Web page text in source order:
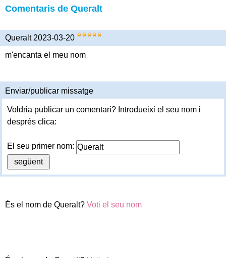
Comentaris de Queralt
Queralt 2023-03-20
m'encanta el meu nom
Enviar/publicar missatge
Voldria publicar un comentari? Introdueixi el seu nom i
després clica:
El seu primer nom:
És el nom de Queralt? Voti el seu nom